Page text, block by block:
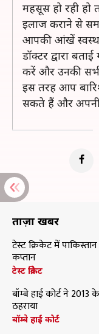
महसूस हो रही हो
इलाज कराने से
आपकी आंखें स्वस्थ
डॉक्टर द्वारा
करें और उनकी
इस तरह आप
सकते हैं और
ताज़ा खबरें
टेस्ट क्रिकेट में
कप्तान
टेस्ट क्रिकेट
बॉम्बे हाई कोर्ट ने
ठहराया
बॉम्बे हाई कोर्ट